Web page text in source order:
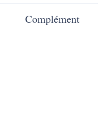
Complément